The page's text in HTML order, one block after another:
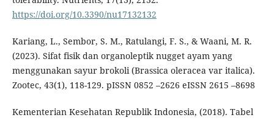
https://doi.org/10.3390/nu17132132
Kariang, L., Sembor, S. M., Ratulangi, F. S., & Waani, M. R.
(2023). Sifat fisik dan organoleptik nugget ayam yang
menggunakan sayur brokoli (Brassica oleracea var italica).
Zootec, 43(1), 118-129. pISSN 0852 –2626 eISSN 2615 –8698
Kementerian Kesehatan Republik Indonesia, (2018). Tabel